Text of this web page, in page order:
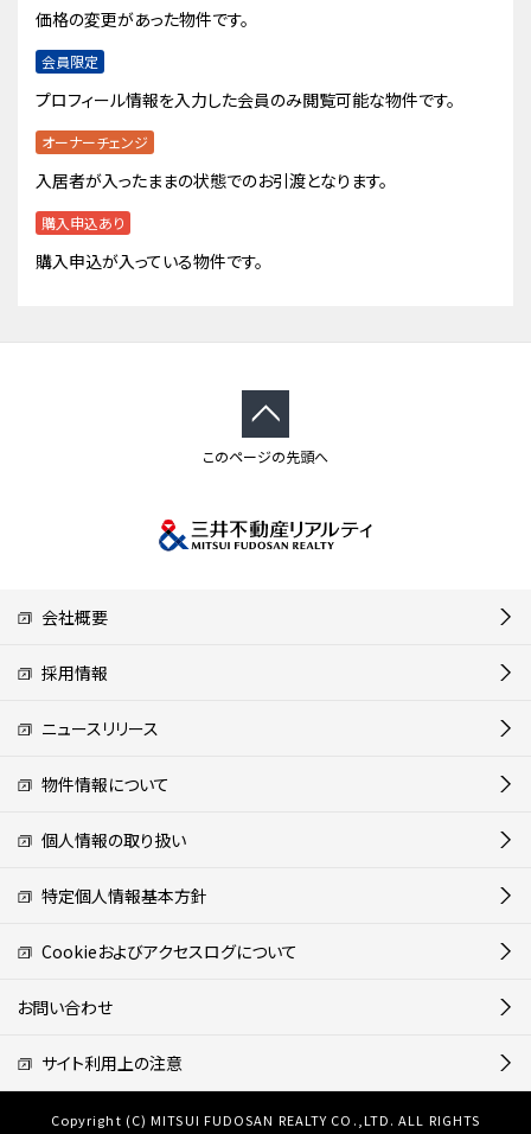
価格の変更があった物件です。
会員限定
プロフィール情報を入力した会員のみ閲覧可能な物件です。
オーナーチェンジ
入居者が入ったままの状態でのお引渡となります。
購入申込あり
購入申込が入っている物件です。
このページの先頭へ
会社概要
採用情報
ニュースリリース
物件情報について
個人情報の取り扱い
特定個人情報基本方針
Cookieおよびアクセスログについて
お問い合わせ
サイト利用上の注意
Copyright (C) MITSUI FUDOSAN REALTY CO.,LTD. ALL RIGHTS